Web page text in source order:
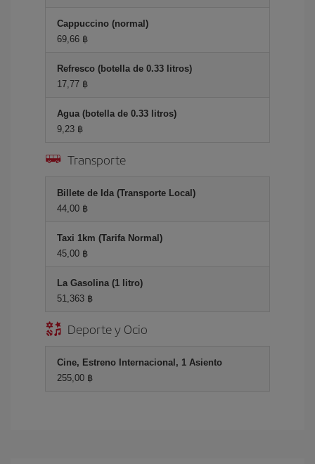
Cappuccino (normal)
69,66 ฿
Refresco (botella de 0.33 litros)
17,77 ฿
Agua (botella de 0.33 litros)
9,23 ฿
Transporte
Billete de Ida (Transporte Local)
44,00 ฿
Taxi 1km (Tarifa Normal)
45,00 ฿
La Gasolina (1 litro)
51,363 ฿
Deporte y Ocio
Cine, Estreno Internacional, 1 Asiento
255,00 ฿